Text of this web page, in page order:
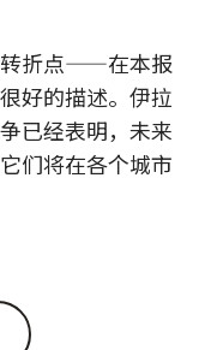
转折点——在本报
好的描述。伊拉
已经表明，未来
们将在各个城市